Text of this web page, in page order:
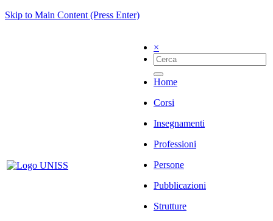
Skip to Main Content (Press Enter)
×
Home
Corsi
Insegnamenti
Professioni
Persone
Pubblicazioni
Strutture